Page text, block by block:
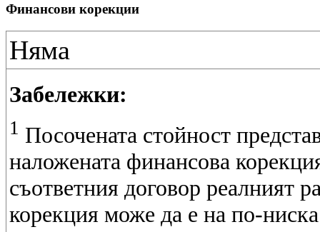
Финансови корекции
Няма
Забележки:
1 Посочената стойност
наложената финансова
съответния договор реалният
корекция може да е на по-